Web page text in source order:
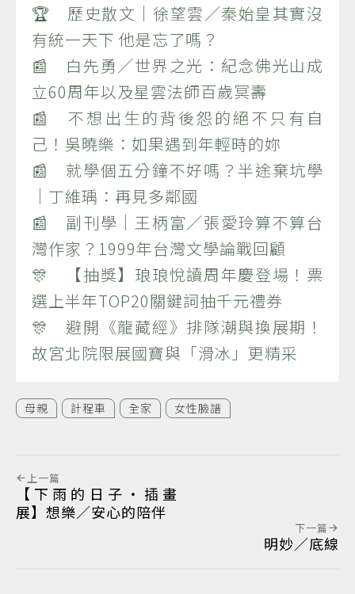
🏆 歷史散文｜徐望雲／秦始皇其實沒
有統一天下 他是忘了嗎？
📰 白先勇／世界之光：紀念佛光山成
立60周年以及星雲法師百歲冥壽
📰 不想出生的背後怨的絕不只有自
己！吳曉樂：如果遇到年輕時的妳
📰 就學個五分鐘不好嗎？半途棄坑學
｜丁維瑀：再見多鄰國
📰 副刊學｜王柄富／張愛玲算不算台
灣作家？1999年台灣文學論戰回顧
🎊 【抽獎】琅琅悅讀周年慶登場！票
選上半年TOP20關鍵詞抽千元禮券
🎊 避開《龍藏經》排隊潮與換展期！
故宮北院限展國寶與「滑冰」更精采
母親 計程車 全家 女性臉譜
上一篇
【下雨的日子‧插畫
展】想樂／安心的陪伴
下一篇
明妙／底線